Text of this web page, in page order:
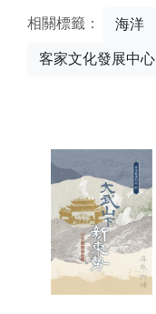
相關標籤： 海洋
客家文化發展中心